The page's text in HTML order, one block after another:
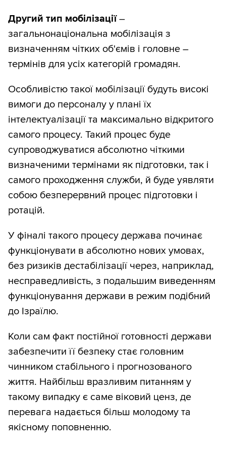
Другий тип мобілізації–
загальнонаціональна мобілізація з
визначенням чітких об'ємів і головне –
термінів для усіх категорій громадян.
Особливістю такої мобілізації будуть високі
вимоги до персоналу у плані їх
інтелектуалізації та максимально відкритого
самого процесу. Такий процес буде
супроводжуватися абсолютно чіткими
визначеними термінами як підготовки, так і
самого проходження служби, й буде уявляти
собою безперервний процес підготовки і
ротацій.
У фіналі такого процесу держава починає
функціонувати в абсолютно нових умовах,
без ризиків дестабілізації через, наприклад,
несправедливість, з подальшим виведенням
функціонування держави в режим подібний
до Ізраїлю.
Коли сам факт постійної готовності держави
забезпечити її безпеку стає головним
чинником стабільного і прогнозованого
життя. Найбільш вразливим питанням у
такому випадку є саме віковий ценз, де
перевага надається більш молодому та
якісному поповненню.